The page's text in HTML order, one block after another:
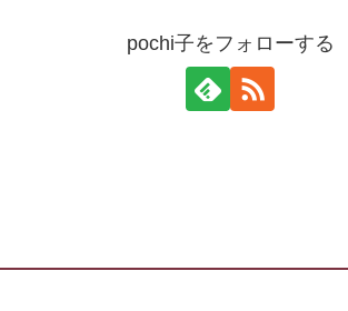
pochi子をフォローする